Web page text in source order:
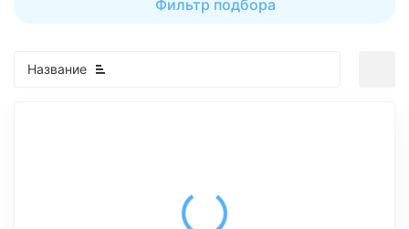
Фильтр подбора
Название